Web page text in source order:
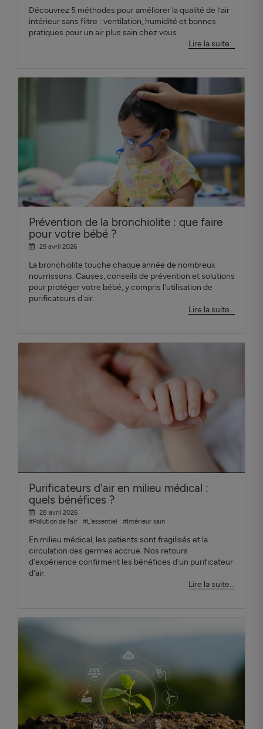
Découvrez 5 méthodes pour améliorer la qualité de l’air
intérieur sans filtre : ventilation, humidité et bonnes
pratiques pour un air plus sain chez vous.
Lire la suite...
Prévention de la bronchiolite : que faire
pour votre bébé ?
29 avril 2026
La bronchiolite touche chaque année de nombreux
nourrissons. Causes, conseils de prévention et solutions
pour protéger votre bébé, y compris l'utilisation de
purificateurs d'air.
Lire la suite...
Purificateurs d'air en milieu médical :
quels bénéfices ?
28 avril 2026
#Pollution de l'air
#L'essentiel #Intérieur sain
En milieu médical, les patients sont fragilisés et la
circulation des germes accrue. Nos retours
d'expérience confirment les bénéfices d'un purificateur
d'air.
Lire la suite...